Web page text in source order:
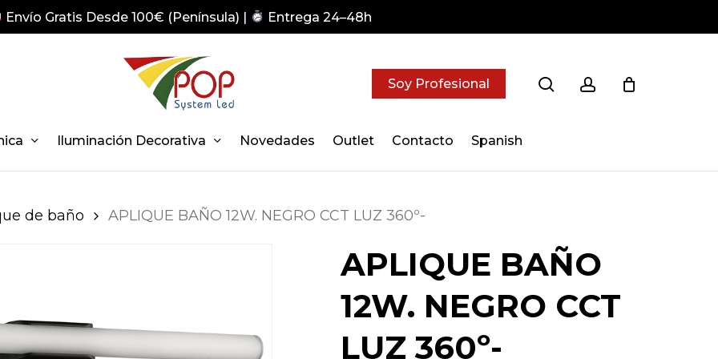
Envío Gratis Desde 100€ (Península) | Entrega 24–48h
Soy Profesional
Iluminación Decorativa Novedades Outlet Contacto Spanish
de baño APLIQUE BAÑO 12W. NEGRO CCT LUZ 360º-
APLIQUE BAÑO
12W. NEGRO CCT
LUZ 360º-